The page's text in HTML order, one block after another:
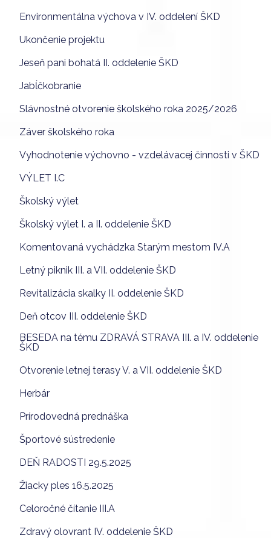
Environmentálna výchova v IV. oddelení ŠKD
Ukončenie projektu
Jeseň pani bohatá II. oddelenie ŠKD
Jabĺčkobranie
Slávnostné otvorenie školského roka 2025/2026
Záver školského roka
Vyhodnotenie výchovno - vzdelávacej činnosti v ŠKD
VÝLET I.C
Školský výlet
Školský výlet I. a II. oddelenie ŠKD
Komentovaná vychádzka Starým mestom IV.A
Letný piknik III. a VII. oddelenie ŠKD
Revitalizácia skalky II. oddelenie ŠKD
Deň otcov III. oddelenie ŠKD
BESEDA na tému ZDRAVÁ STRAVA III. a IV. oddelenie
ŠKD
Otvorenie letnej terasy V. a VII. oddelenie ŠKD
Herbár
Prírodovedná prednáška
Športové sústredenie
DEŇ RADOSTI 29.5.2025
Žiacky ples 16.5.2025
Celoročné čítanie III.A
Zdravý olovrant IV. oddelenie ŠKD